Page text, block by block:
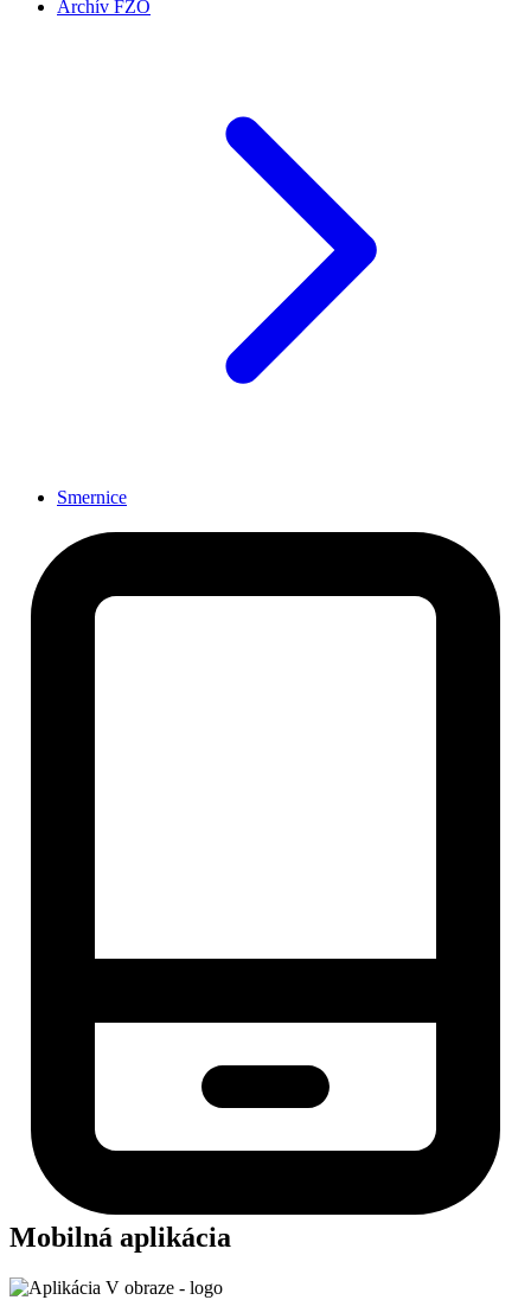
Archív FZO
Smernice
Mobilná aplikácia